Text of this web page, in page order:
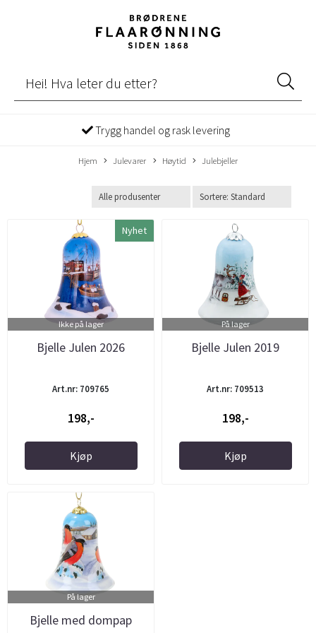
Trygg handel og rask levering
Hjem Julevarer Høytid Julebjeller
Nyhet
Ikke på lager
Bjelle Julen 2026
Art.nr: 709765
198,-
Kjøp
På lager
Bjelle Julen 2019
Art.nr: 709513
198,-
Kjøp
På lager
Bjelle med dompap